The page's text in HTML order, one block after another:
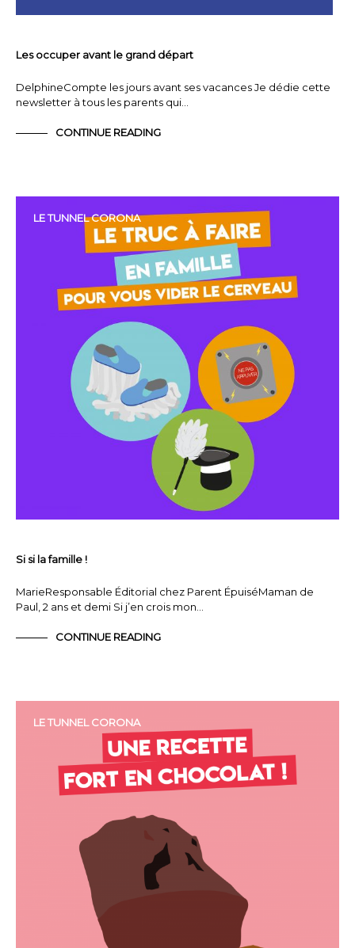
Les occuper avant le grand départ
DelphineCompte les jours avant ses vacances Je dédie cette
newsletter à tous les parents qui…
CONTINUE READING
LE TUNNEL CORONA
Si si la famille !
MarieResponsable Éditorial chez Parent ÉpuiséMaman de
Paul, 2 ans et demi Si j’en crois mon…
CONTINUE READING
LE TUNNEL CORONA